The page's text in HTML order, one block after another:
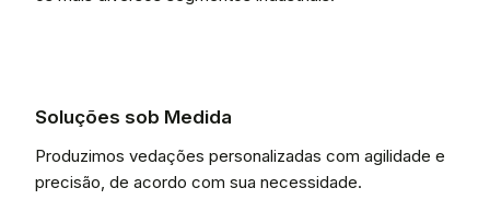
Soluções sob Medida
Produzimos vedações personalizadas com agilidade e
precisão, de acordo com sua necessidade.